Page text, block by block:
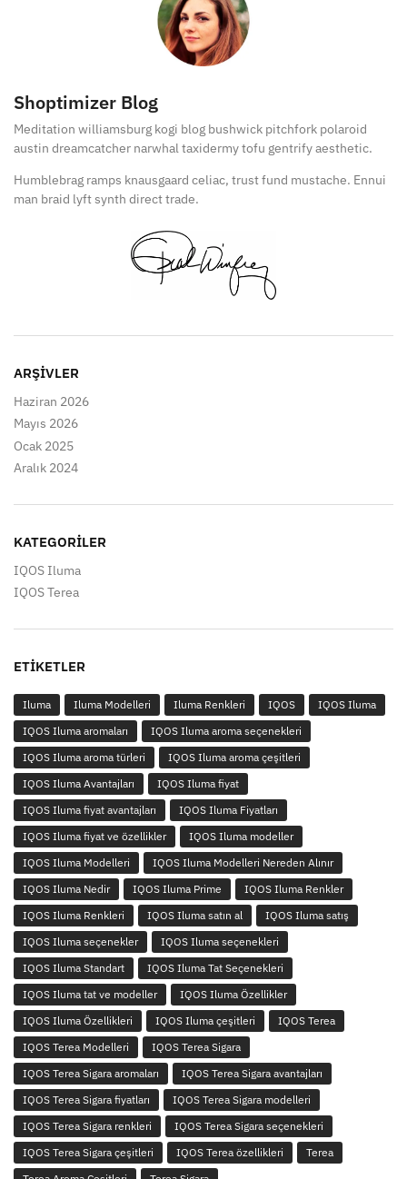
Shoptimizer Blog
Meditation williamsburg kogi blog bushwick pitchfork polaroid
austin dreamcatcher narwhal taxidermy tofu gentrify aesthetic.
Humblebrag ramps knausgaard celiac, trust fund mustache. Ennui
man braid lyft synth direct trade.
ARŞIVLER
Haziran 2026
Mayıs 2026
Ocak 2025
Aralık 2024
KATEGORILER
IQOS Iluma
IQOS Terea
ETIKETLER
Iluma Iluma Modelleri Iluma Renkleri IQOS
IQOS Iluma
IQOS Iluma aromaları
IQOS Iluma aroma seçenekleri
IQOS Iluma aroma türleri
IQOS Iluma aroma çeşitleri
IQOS Iluma Avantajları
IQOS Iluma fiyat
IQOS Iluma fiyat avantajları
IQOS Iluma Fiyatları
IQOS Iluma fiyat ve özellikler
IQOS Iluma modeller
IQOS Iluma Modelleri
IQOS Iluma Modelleri Nereden Alınır
IQOS Iluma Nedir
IQOS Iluma Prime
IQOS Iluma Renkler
IQOS Iluma Renkleri
IQOS Iluma satın al
IQOS Iluma satış
IQOS Iluma seçenekler
IQOS Iluma seçenekleri
IQOS Iluma Standart
IQOS Iluma Tat Seçenekleri
IQOS Iluma tat ve modeller
IQOS Iluma Özellikler
IQOS Iluma Özellikleri
IQOS Iluma çeşitleri
IQOS Terea
IQOS Terea Modelleri
IQOS Terea Sigara
IQOS Terea Sigara aromaları
IQOS Terea Sigara avantajları
IQOS Terea Sigara fiyatları
IQOS Terea Sigara modelleri
IQOS Terea Sigara renkleri
IQOS Terea Sigara seçenekleri
IQOS Terea Sigara çeşitleri
IQOS Terea özellikleri
Terea